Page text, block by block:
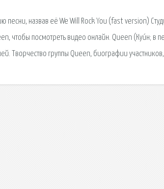
песни, назвав её We Will Rock You (fast version)
чтобы посмотреть видео онлайн. Queen (Куи́н; в
Творчество группы Queen, биографии